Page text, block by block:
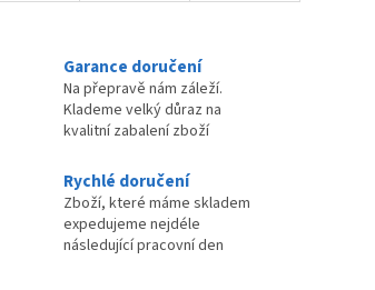
Garance doručení
Na přepravě nám záleží.
Klademe velký důraz na
kvalitní zabalení zboží
Rychlé doručení
Zboží, které máme skladem
expedujeme nejdéle
následující pracovní den